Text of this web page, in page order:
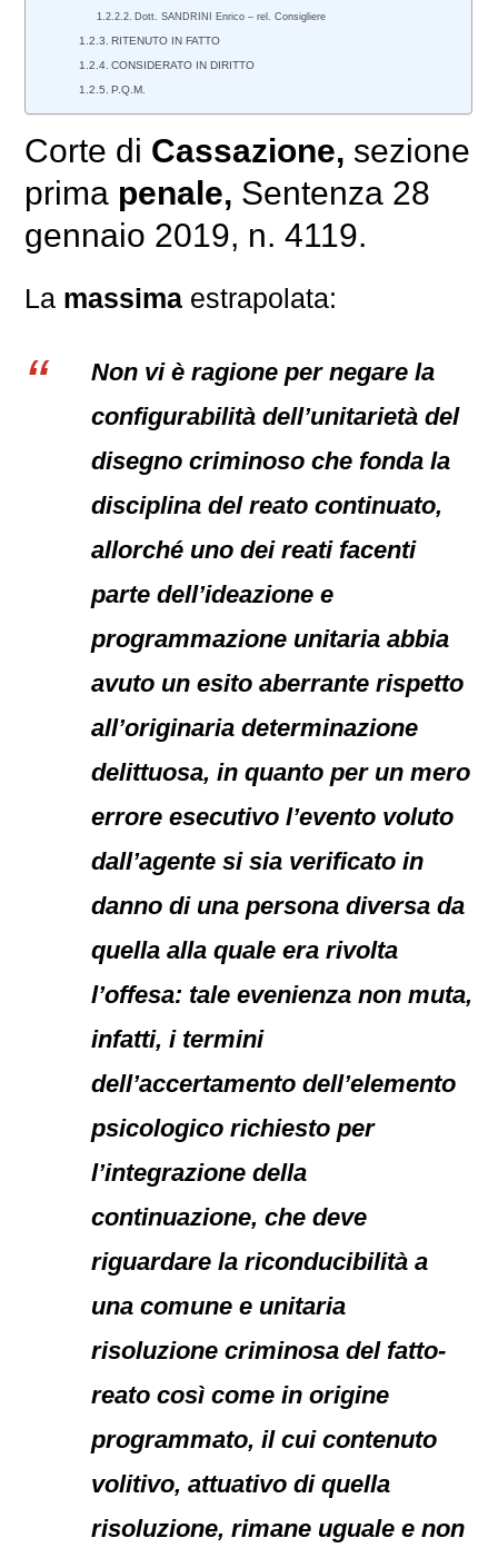
Dott. SANDRINI Enrico – rel. Consigliere
RITENUTO IN FATTO
CONSIDERATO IN DIRITTO
P.Q.M.
Corte di Cassazione, sezione
prima penale, Sentenza 28
gennaio 2019, n. 4119.
La massima estrapolata:
Non vi è ragione per negare la
configurabilità dell’unitarietà del
disegno criminoso che fonda la
disciplina del reato continuato,
allorché uno dei reati facenti
parte dell’ideazione e
programmazione unitaria abbia
avuto un esito aberrante rispetto
all’originaria determinazione
delittuosa, in quanto per un mero
errore esecutivo l’evento voluto
dall’agente si sia verificato in
danno di una persona diversa da
quella alla quale era rivolta
l’offesa: tale evenienza non muta,
infatti, i termini
dell’accertamento dell’elemento
psicologico richiesto per
l’integrazione della
continuazione, che deve
riguardare la riconducibilità a
una comune e unitaria
risoluzione criminosa del fatto-
reato così come in origine
programmato, il cui contenuto
volitivo, attuativo di quella
risoluzione, rimane uguale e non